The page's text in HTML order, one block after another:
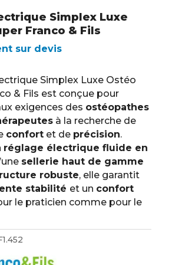
Simplex Luxe
Franco & Fils
sur devis
Simplex Luxe Ostéo
& Fils est conçue pour
exigences des ostéopathes
à la recherche de
confort et de précision.
réglage électrique fluide en
sellerie haut de gamme
robuste, elle garantit
stabilité et un confort
le praticien comme pour le